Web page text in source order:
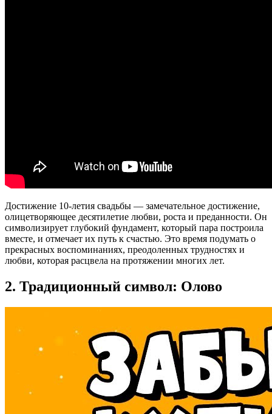
Достижение 10-летия свадьбы — замечательное достижение,
олицетворяющее десятилетие любви, роста и преданности. Он
символизирует глубокий фундамент, который пара построила
вместе, и отмечает их путь к счастью. Это время подумать о
прекрасных воспоминаниях, преодоленных трудностях и
любви, которая расцвела на протяжении многих лет.
2. Традиционный символ: Олово